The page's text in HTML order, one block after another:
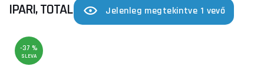
IPARI, TOTAL
Jelenleg megtekintve 1 vevő
-37 %
SLEVA